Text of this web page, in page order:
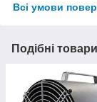
Всі умови
Подібні